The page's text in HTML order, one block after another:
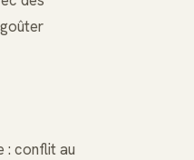
: conflit au